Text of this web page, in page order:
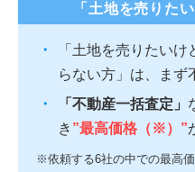
「土地を売りた
「土地を売りたい
らない方」は、まず
「不動産一括査定」
き ”最高価格（※）”
※依頼する6社の中での最高